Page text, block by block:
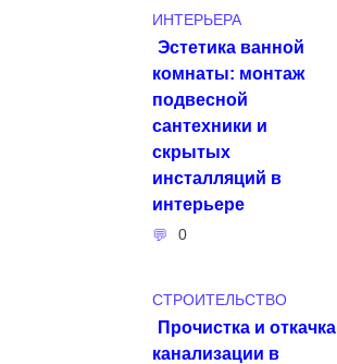
ИНТЕРЬЕРА
Эстетика ванной
комнаты: монтаж
подвесной
сантехники и
скрытых
инсталляций в
интерьере
0
СТРОИТЕЛЬСТВО
Прочистка и откачка
канализации в